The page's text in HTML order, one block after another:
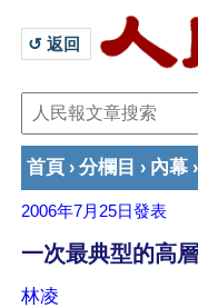
↺ 返回
首頁 › 分欄目 › 內幕 ›
2006年7月25日發表
一次最典型的高
林凌